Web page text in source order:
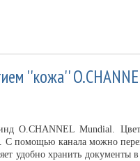
''кожа''
O.CHANNEL Mundial.
помощью канала можно
удобно хранить